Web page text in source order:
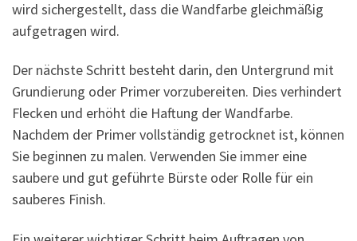
wird sichergestellt, dass die Wandfarbe gleichmäßig
aufgetragen wird.
Der nächste Schritt besteht darin, den Untergrund mit
Grundierung oder Primer vorzubereiten. Dies verhindert
Flecken und erhöht die Haftung der Wandfarbe.
Nachdem der Primer vollständig getrocknet ist, können
Sie beginnen zu malen. Verwenden Sie immer eine
saubere und gut geführte Bürste oder Rolle für ein
sauberes Finish.